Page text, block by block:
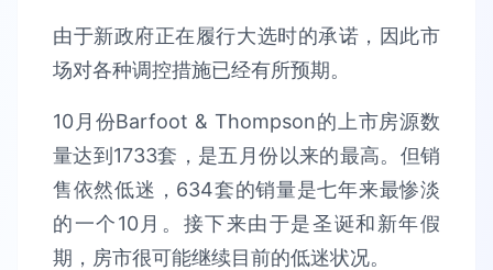
由于新政府正在履行大选时的承诺，因此市
场对各种调控措施已经有所预期。
10月份Barfoot & Thompson的上市房源数
量达到1733套，是五月份以来的最高。但销
售依然低迷，634套的销量是七年来最惨淡
的一个10月。接下来由于是圣诞和新年假
期，房市很可能继续目前的低迷状况。